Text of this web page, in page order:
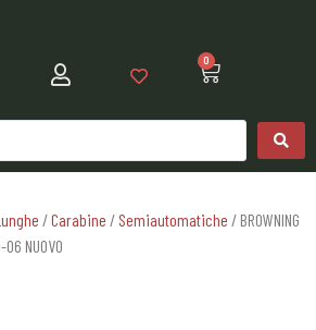
0
/Carabine / Semiautomatiche / BROWNING
NUOVO